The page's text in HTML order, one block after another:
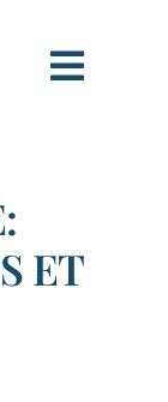
ET